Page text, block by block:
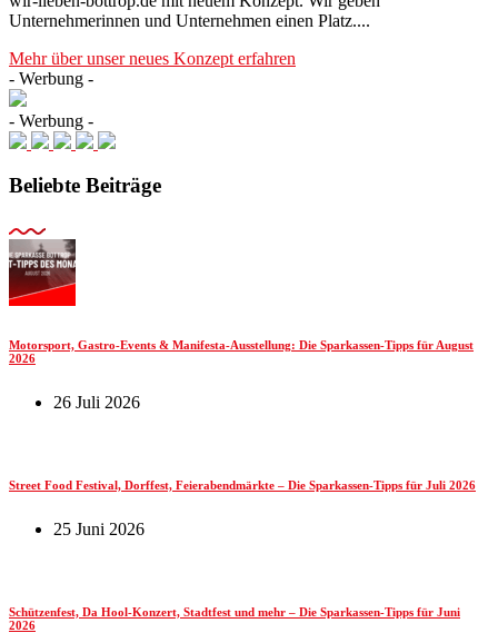
Unternehmerinnen und Unternehmen einen Platz....
Mehr über unser neues Konzept erfahren
- Werbung -
- Werbung -
Beliebte Beiträge
Motorsport, Gastro-Events & Manifesta-Ausstellung: Die Sparkassen-Tipps für August
2026
26 Juli 2026
Street Food Festival, Dorffest, Feierabendmärkte – Die Sparkassen-Tipps für Juli 2026
25 Juni 2026
Schützenfest, Da Hool-Konzert, Stadtfest und mehr – Die Sparkassen-Tipps für Juni
2026